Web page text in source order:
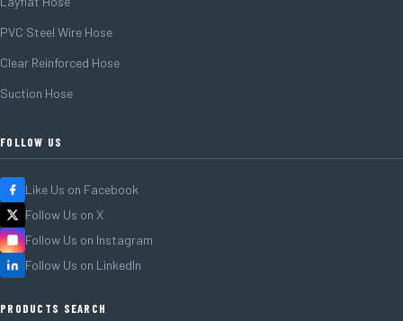
PVC Steel Wire Hose
Clear Reinforced Hose
Suction Hose
FOLLOW US
Like Us on Facebook
Follow Us on X
Follow Us on Instagram
Follow Us on LinkedIn
PRODUCTS SEARCH